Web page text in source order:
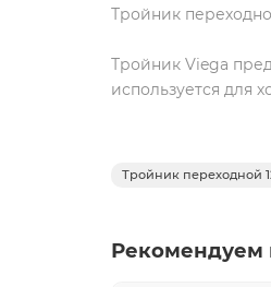
Тройник
Тройник Viega
используется для
Тройник переходной
Рекомендуем